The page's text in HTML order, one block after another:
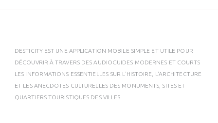
DESTICITY EST UNE APPLICATION MOBILE SIMPLE ET UTILE POUR
DÉCOUVRIR À TRAVERS DES AUDIOGUIDES MODERNES ET COURTS
LES INFORMATIONS ESSENTIELLES SUR L'HISTOIRE, L'ARCHITECTURE
ET LES ANECDOTES CULTURELLES DES MONUMENTS, SITES ET
QUARTIERS TOURISTIQUES DES VILLES.